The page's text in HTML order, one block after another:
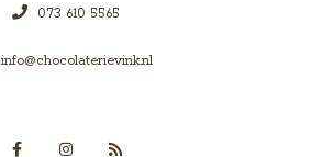
073 610 5565
info@chocolaterievink.nl